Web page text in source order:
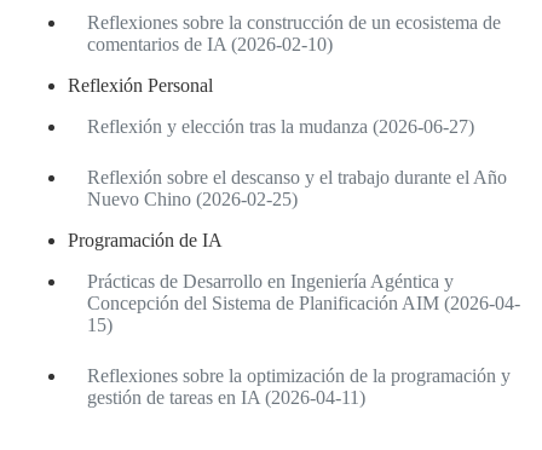
Reflexiones sobre la construcción de un ecosistema de
comentarios de IA (2026-02-10)
Reflexión Personal
Reflexión y elección tras la mudanza (2026-06-27)
Reflexión sobre el descanso y el trabajo durante el Año
Nuevo Chino (2026-02-25)
Programación de IA
Prácticas de Desarrollo en Ingeniería Agéntica y
Concepción del Sistema de Planificación AIM (2026-04-
15)
Reflexiones sobre la optimización de la programación y
gestión de tareas en IA (2026-04-11)